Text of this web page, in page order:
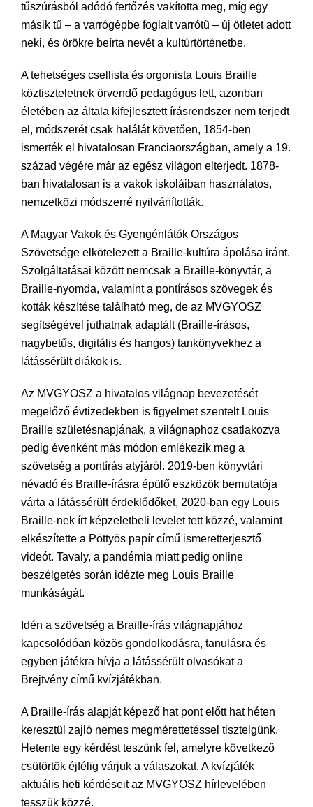
tűszúrásból adódó fertőzés vakította meg, míg egy
másik tű – a varrógépbe foglalt varrótű – új ötletet adott
neki, és örökre beírta nevét a kultúrtörténetbe.
A tehetséges csellista és orgonista Louis Braille
köztiszteletnek örvendő pedagógus lett, azonban
életében az általa kifejlesztett írásrendszer nem terjedt
el, módszerét csak halálát követően, 1854-ben
ismerték el hivatalosan Franciaországban, amely a 19.
század végére már az egész világon elterjedt. 1878-
ban hivatalosan is a vakok iskoláiban használatos,
nemzetközi módszerré nyilvánították.
A Magyar Vakok és Gyengénlátók Országos
Szövetsége elkötelezett a Braille-kultúra ápolása iránt.
Szolgáltatásai között nemcsak a Braille-könyvtár, a
Braille-nyomda, valamint a pontírásos szövegek és
kották készítése található meg, de az MVGYOSZ
segítségével juthatnak adaptált (Braille-írásos,
nagybetűs, digitális és hangos) tankönyvekhez a
látássérült diákok is.
Az MVGYOSZ a hivatalos világnap bevezetését
megelőző évtizedekben is figyelmet szentelt Louis
Braille születésnapjának, a világnaphoz csatlakozva
pedig évenként más módon emlékezik meg a
szövetség a pontírás atyjáról. 2019-ben könyvtári
névadó és Braille-írásra épülő eszközök bemutatója
várta a látássérült érdeklődőket, 2020-ban egy Louis
Braille-nek írt képzeletbeli levelet tett közzé, valamint
elkészítette a Pöttyös papír című ismeretterjesztő
videót. Tavaly, a pandémia miatt pedig online
beszélgetés során idézte meg Louis Braille
munkáságát.
Idén a szövetség a Braille-írás világnapjához
kapcsolódóan közös gondolkodásra, tanulásra és
egyben játékra hívja a látássérült olvasókat a
Brejtvény című kvízjátékban.
A Braille-írás alapját képező hat pont előtt hat héten
keresztül zajló nemes megmérettetéssel tisztelgünk.
Hetente egy kérdést teszünk fel, amelyre következő
csütörtök éjfélig várjuk a válaszokat. A kvízjáték
aktuális heti kérdéseit az MVGYOSZ hírlevelében
tesszük közzé.